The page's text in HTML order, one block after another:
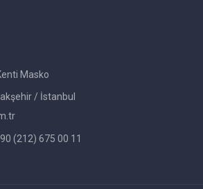
Masko
/ İstanbul
(212) 675 00 11